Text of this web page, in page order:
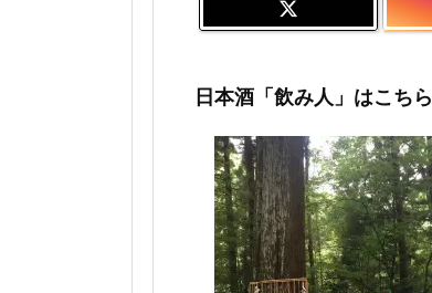
日本酒「飲み人」はこちら